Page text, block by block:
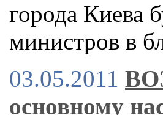
города Киева
министров в
03.05.2011
основному